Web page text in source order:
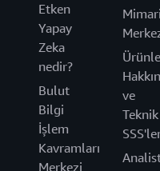
Etken
Yapay
Zeka
nedir?
Bulut
Bilgi
İşlem
Kavramları
Merkezi
Mimari
ve
Teknik